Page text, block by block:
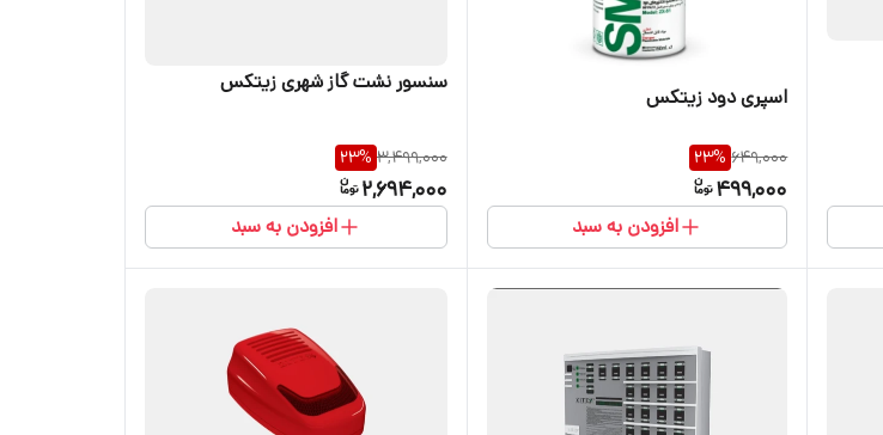
اسپری دود زیتکس
649,000
23%
499,000
افزودن به سبد
سنسور نشت گاز شهری زیتکس
3,499,000
23%
2,694,000
افزودن به سبد